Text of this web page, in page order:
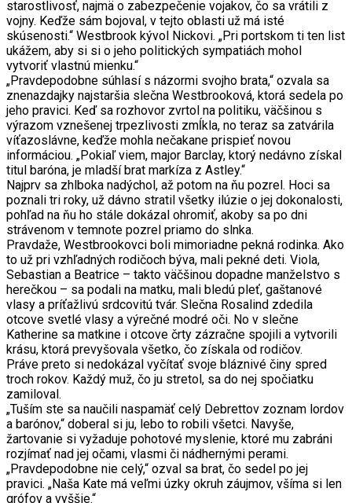
starostlivosť, najmä o zabezpečenie vojakov, čo sa vrátili z
vojny. Keďže sám bojoval, v tejto oblasti už má isté
skúsenosti.“ Westbrook kývol Nickovi. „Pri portskom ti ten list
ukážem, aby si si o jeho politických sympatiách mohol
vytvoriť vlastnú mienku.“
„Pravdepodobne súhlasí s názormi svojho brata,“ ozvala sa
znenazdajky najstaršia slečna Westbrooková, ktorá sedela po
jeho pravici. Keď sa rozhovor zvrtol na politiku, väčšinou s
výrazom vznešenej trpezlivosti zmĺkla, no teraz sa zatvárila
víťazoslávne, keďže mohla nečakane prispieť novou
informáciou. „Pokiaľ viem, major Barclay, ktorý nedávno získal
titul baróna, je mladší brat markíza z Astley.“
Najprv sa zhlboka nadýchol, až potom na ňu pozrel. Hoci sa
poznali tri roky, už dávno stratil všetky ilúzie o jej dokonalosti,
pohľad na ňu ho stále dokázal ohromiť, akoby sa po dni
strávenom v temnote pozrel priamo do slnka.
Pravdaže, Westbrookovci boli mimoriadne pekná rodinka. Ako
to už pri vzhľadných rodičoch býva, mali pekné deti. Viola,
Sebastian a Beatrice – takto väčšinou dopadne manželstvo s
herečkou – sa podali na matku, mali bledú pleť, gaštanové
vlasy a príťažlivú srdcovitú tvár. Slečna Rosalind zdedila
otcove svetlé vlasy a výrečné modré oči. No v slečne
Katherine sa matkine i otcove črty zázračne spojili a vytvorili
krásu, ktorá prevyšovala všetko, čo získala od rodičov.
Práve preto si nedokázal vyčítať svoje bláznivé činy spred
troch rokov. Každý muž, čo ju stretol, sa do nej spočiatku
zamiloval.
„Tuším ste sa naučili naspamäť celý Debrettov zoznam lordov
a barónov,“ doberal si ju, lebo to robili všetci. Navyše,
žartovanie si vyžaduje pohotové myslenie, ktoré mu zabráni
rozjímať nad jej očami, vlasmi či nádhernými perami.
„Pravdepodobne nie celý,“ ozval sa brat, čo sedel po jej
pravici. „Naša Kate má veľmi úzky okruh záujmov, všíma si len
grófov a vyššie.“